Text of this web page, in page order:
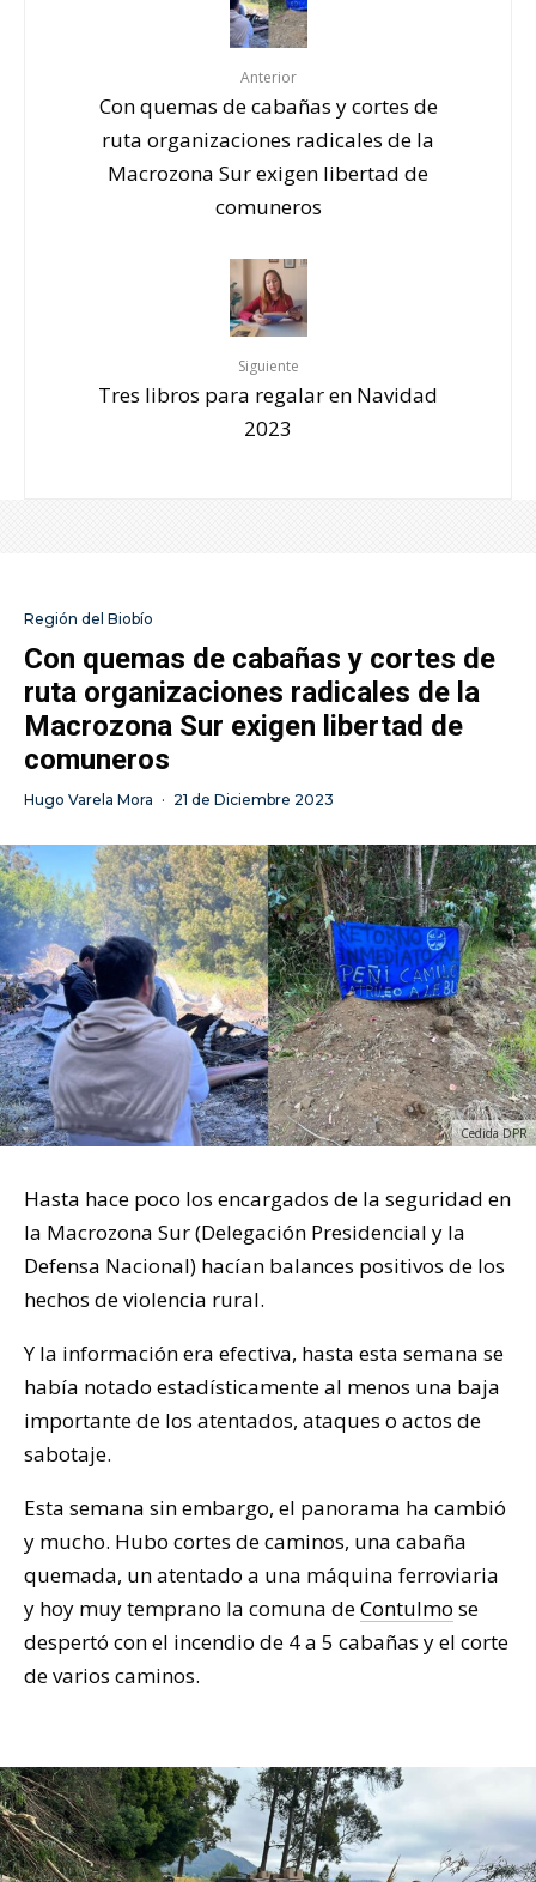
Anterior
Con quemas de cabañas y cortes de
ruta organizaciones radicales de la
Macrozona Sur exigen libertad de
comuneros
Siguiente
Tres libros para regalar en Navidad
2023
Región del Biobío
Con quemas de cabañas y cortes de
ruta organizaciones radicales de la
Macrozona Sur exigen libertad de
comuneros
Hugo Varela Mora · 21 de Diciembre 2023
Cedida DPR
Hasta hace poco los encargados de la seguridad en
la Macrozona Sur (Delegación Presidencial y la
Defensa Nacional) hacían balances positivos de los
hechos de violencia rural.
Y la información era efectiva, hasta esta semana se
había notado estadísticamente al menos una baja
importante de los atentados, ataques o actos de
sabotaje.
Esta semana sin embargo, el panorama ha cambió
y mucho. Hubo cortes de caminos, una cabaña
quemada, un atentado a una máquina ferroviaria
y hoy muy temprano la comuna deContulmo se
despertó con el incendio de 4 a 5 cabañas y el corte
de varios caminos.